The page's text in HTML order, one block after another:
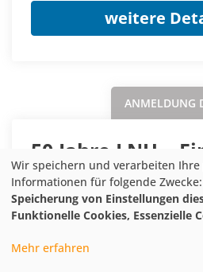
weitere
ANMELDUNG
50 Jahre LNU –
Dachverband
auf den
Status:
Wir speichern und verarbeiten Ihre
Informationen für folgende Zwecke:
Speicherung von Einstellungen
Funktionelle Cookies, Essenzielle
Mehr erfahren